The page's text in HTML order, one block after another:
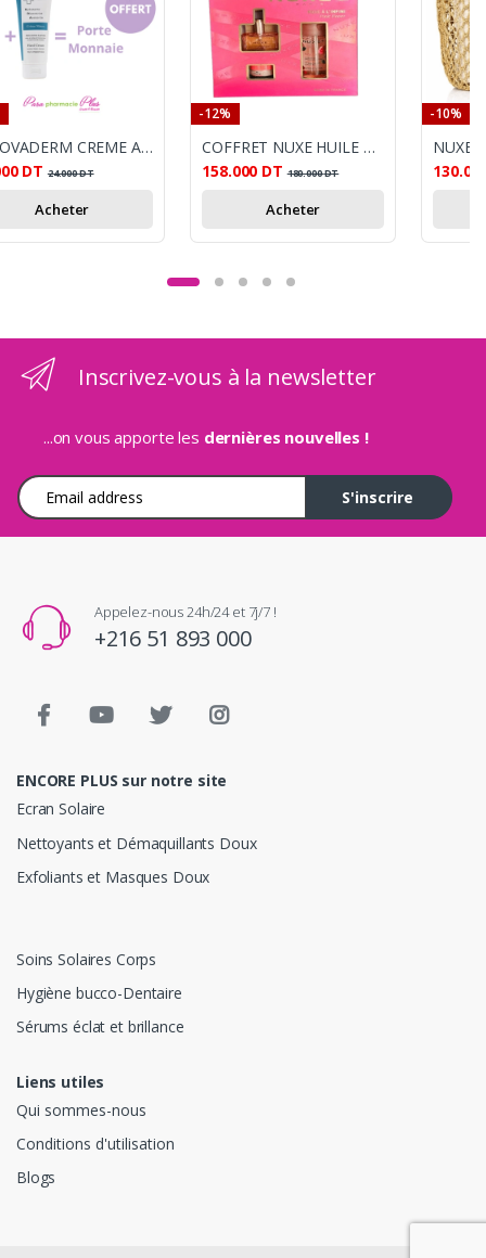
INNOVADERM CREME A MAIN + BEAUTYLIPS STICK SPF20+PORTE MONNAIE OFFERT
DT 24.000DT
Acheter
-12%
COFFRET NUXE HUILE PRODIGIEUSE FLORAL +EAU MICELLAIRE + BAUME LEVRES
158.000 DT 180.000DT
Acheter
-10%
Inscrivez-vous à la newsletter
...on vous apporte les dernières nouvelles !
Adresse e-mail
S'inscrire
Appelez-nous 24h/24 et 7j/7 !
+216 51 893 000
ENCORE PLUS sur notre site
Ecran Solaire
Nettoyants et Démaquillants Doux
Exfoliants et Masques Doux
Soins Solaires Corps
Hygiène bucco-Dentaire
Sérums éclat et brillance
Liens utiles
Qui sommes-nous
Conditions d'utilisation
Blogs